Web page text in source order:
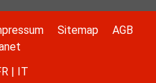
Sitemap
AGB
IT